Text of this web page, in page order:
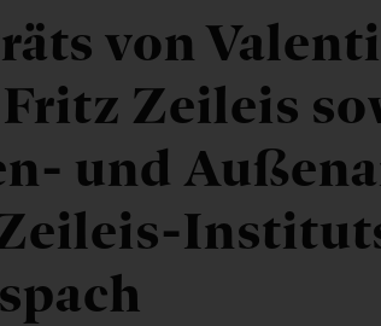
von
Zeileis
und